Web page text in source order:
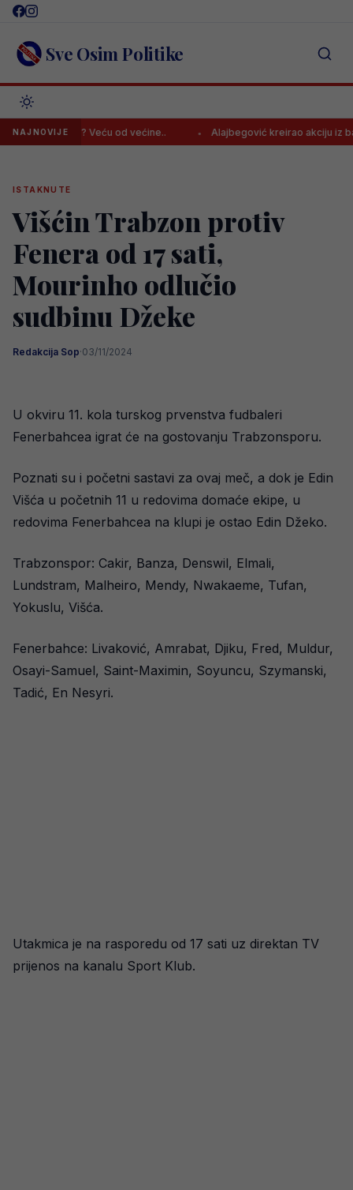
Skip
content Sve Osim Politike
NAJNOVIJEVeću od većine.. Alajbegović kreirao akciju iz bajke,
ISTAKNUTE
Višćin Trabzon protiv
Fenera od 17 sati,
Mourinho odlučio
sudbinu Džeke
Redakcija Sop·03/11/2024
U okviru 11. kola turskog prvenstva fudbaleri
Fenerbahcea igrat će na gostovanju Trabzonsporu.
Poznati su i početni sastavi za ovaj meč, a dok je Edin
Višća u početnih 11 u redovima domaće ekipe, u
redovima Fenerbahcea na klupi je ostao Edin Džeko.
Trabzonspor: Cakir, Banza, Denswil, Elmali,
Lundstram, Malheiro, Mendy, Nwakaeme, Tufan,
Yokuslu, Višća.
Fenerbahce: Livaković, Amrabat, Djiku, Fred, Muldur,
Osayi-Samuel, Saint-Maximin, Soyuncu, Szymanski,
Tadić, En Nesyri.
Utakmica je na rasporedu od 17 sati uz direktan TV
prijenos na kanalu Sport Klub.